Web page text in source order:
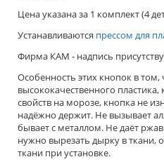
Цена указана за 1 комплект (4
Устанавливаются прессом для
Фирма КАМ - надпись
Особенность этих кнопок в том,
высококачественного
свойств на морозе, кнопка не
надёжно держит. Не вызывает
бывает с металлом. Не даёт
нужно вырезать дырку в ткани,
ткани при установке.